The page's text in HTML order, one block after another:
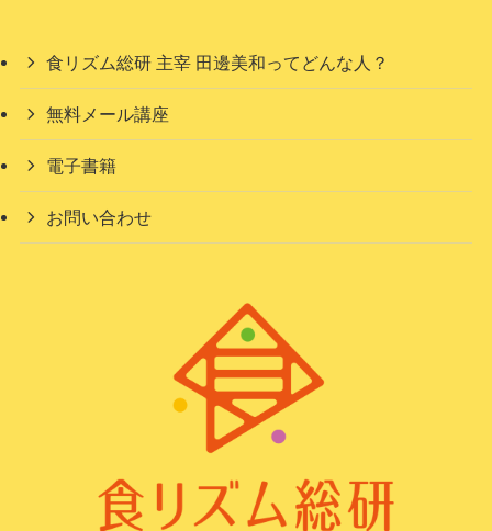
食リズム総研 主宰 田邊美和ってどんな人？
無料メール講座
電子書籍
お問い合わせ